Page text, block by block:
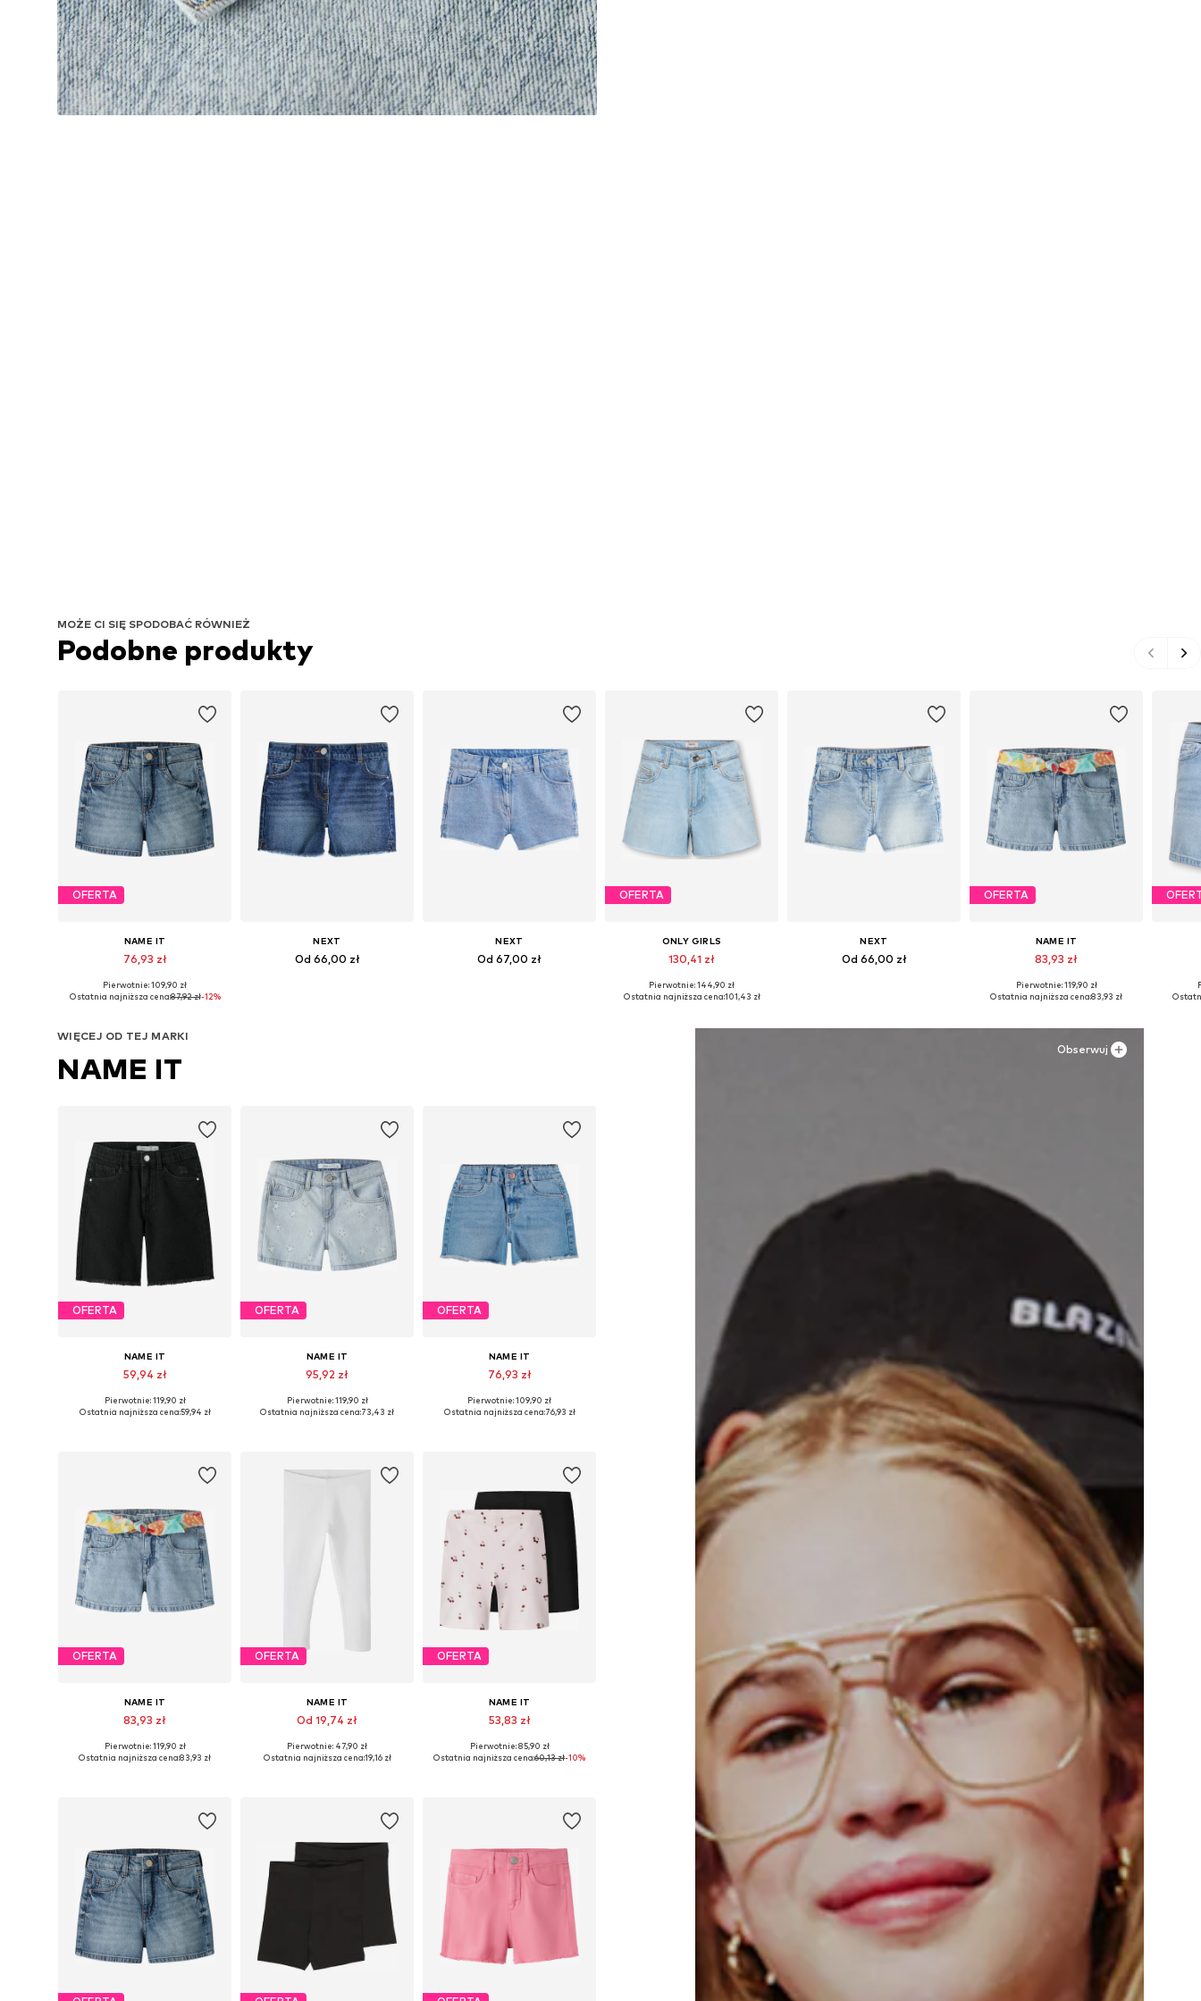
MOŻE CI SIĘ SPODOBAĆ RÓWNIEŻ
Podobne produkty
OFERTA
NAME IT
76,93 zł
Dostępne w różnych rozmiarach
Pierwotnie: 109,90 zł
Ostatnia najniższa cena:87,92 zł-12%
NEXT
Od 66,00 zł
NEXT
Od 67,00 zł
OFERTA
ONLY GIRLS
130,41 zł
Dostępne w różnych rozmiarach
Pierwotnie: 144,90 zł
Ostatnia najniższa cena:101,43 zł
NEXT
Od 66,00 zł
OFERTA
NAME IT
83,93 zł
Dostępne w różnych rozmiarach
Pierwotnie: 119,90 zł
Ostatnia najniższa cena:83,93 zł
Obserwuj
WIĘCEJ OD TEJ MARKI
NAME IT
OFERTA
NAME IT
59,94 zł
Dostępne w różnych rozmiarach
Pierwotnie: 119,90 zł
Ostatnia najniższa cena:59,94 zł
OFERTA
NAME IT
95,92 zł
Dostępne w różnych rozmiarach
Pierwotnie: 119,90 zł
Ostatnia najniższa cena:73,43 zł
OFERTA
NAME IT
76,93 zł
Dostępne w różnych rozmiarach
Pierwotnie: 109,90 zł
Ostatnia najniższa cena:76,93 zł
OFERTA
NAME IT
83,93 zł
Dostępne w różnych rozmiarach
Pierwotnie: 119,90 zł
Ostatnia najniższa cena:83,93 zł
OFERTA
NAME IT
Od 19,74 zł
Dostępne w różnych rozmiarach
Pierwotnie: 47,90 zł
Ostatnia najniższa cena:19,16 zł
OFERTA
NAME IT
53,83 zł
Dostępne w różnych rozmiarach
Pierwotnie: 85,90 zł
Ostatnia najniższa cena:60,13 zł-10%